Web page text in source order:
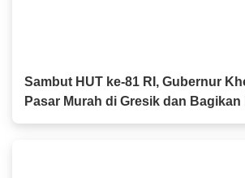
Sambut HUT ke-81 RI, Gubernur
Pasar Murah di Gresik dan Bagikan
Bendera Merah Putih